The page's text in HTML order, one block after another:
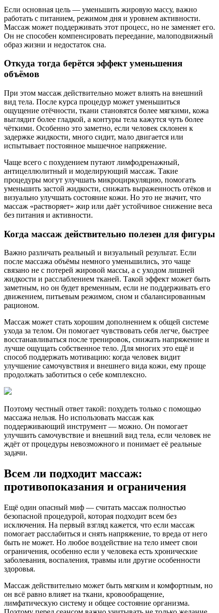
Если основная цель — уменьшить жировую массу, важно
работать с питанием, режимом дня и уровнем активности.
Массаж может поддерживать этот процесс, но не заменяет его.
Он не способен компенсировать переедание, малоподвижный
образ жизни и недостаток сна.
Откуда тогда берётся эффект уменьшения
объёмов
При этом массаж действительно может влиять на внешний
вид тела. После курса процедур может уменьшиться
ощущение отёчности, ткани становятся более мягкими, кожа
выглядит более гладкой, а контуры тела кажутся чуть более
чёткими. Особенно это заметно, если человек склонен к
задержке жидкости, много сидит, мало двигается или
испытывает постоянное мышечное напряжение.
Чаще всего с похудением путают лимфодренажный,
антицеллюлитный и моделирующий массаж. Такие
процедуры могут улучшать микроциркуляцию, помогать
уменьшить застой жидкости, снижать выраженность отёков и
визуально улучшать состояние кожи. Но это не значит, что
массаж «растворяет» жир или даёт устойчивое снижение веса
без питания и активности.
Когда массаж действительно полезен для фигуры
Важно различать реальный и визуальный результат. Если
после массажа объёмы немного уменьшились, это чаще
связано не с потерей жировой массы, а с уходом лишней
жидкости и расслаблением тканей. Такой эффект может быть
заметным, но он будет временным, если не поддерживать его
движением, питьевым режимом, сном и сбалансированным
рационом.
Массаж может стать хорошим дополнением к общей системе
ухода за телом. Он помогает чувствовать себя легче, быстрее
восстанавливаться после тренировок, снижать напряжение и
лучше ощущать собственное тело. Для многих это ещё и
способ поддержать мотивацию: когда человек видит
улучшение самочувствия и внешнего вида кожи, ему проще
продолжать заботиться о себе комплексно.
Поэтому честный ответ такой: похудеть только с помощью
массажа нельзя. Но использовать массаж как
поддерживающий инструмент — можно. Он помогает
улучшить самочувствие и внешний вид тела, если человек не
ждёт от процедуры невозможного и понимает её реальные
задачи.
Всем ли подходит массаж:
противопоказания и ограничения
Ещё один опасный миф — считать массаж полностью
безопасной процедурой, которая подходит всем без
исключения. На первый взгляд кажется, что если массаж
помогает расслабиться и снять напряжение, то вреда от него
быть не может. Но любое воздействие на тело имеет свои
ограничения, особенно если у человека есть хронические
заболевания, воспаления, травмы или другие особенности
здоровья.
Массаж действительно может быть мягким и комфортным, но
он всё равно влияет на ткани, кровообращение,
лимфатическую систему и общее состояние организма.